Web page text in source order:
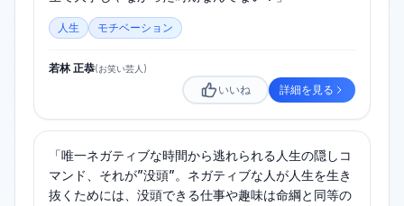
人生 モチベーション
若林 正恭(お笑い芸人 )
いいね 詳細を見る
「唯一ネガティブな時間から逃れられる人生の隠しコ
マンド、それが”没頭”。ネガティブな人が人生を生き
抜くためには、没頭できる仕事や趣味は命綱と同等の